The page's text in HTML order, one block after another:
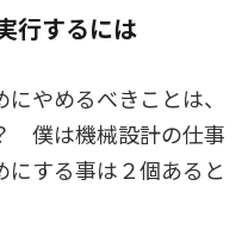
行するには
やめるべきことは、
僕は機械設計の仕事
する事は２個あると